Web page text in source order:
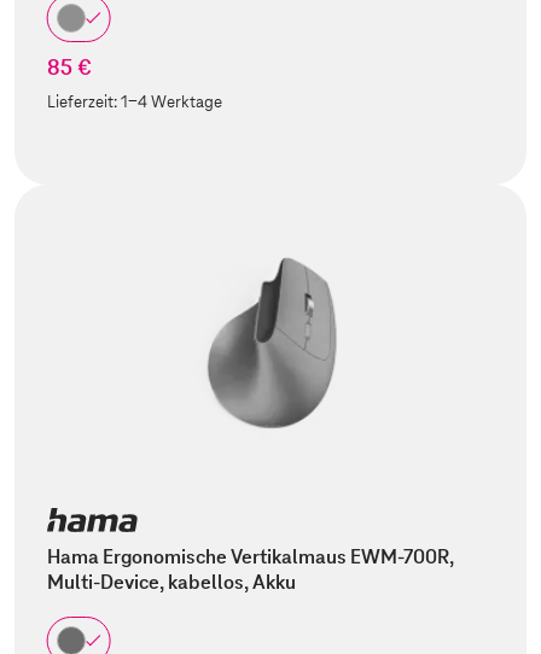
85 €
Lieferzeit:1-4 Werktage
Hama Ergonomische Vertikalmaus EWM-700R,
Multi-Device, kabellos, Akku